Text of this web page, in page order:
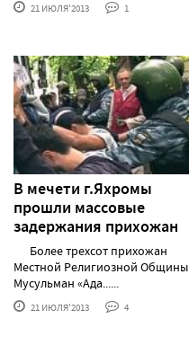
21 ИЮЛЯ'2013 1
В мечети г.Яхромы
прошли массовые
задержания прихожан
Более трехсот прихожан
Местной Религиозной Общины
Мусульман «Ада......
21 ИЮЛЯ'2013 4